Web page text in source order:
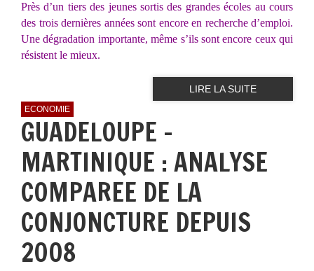
Près d’un tiers des jeunes sortis des grandes écoles au cours
des trois dernières années sont encore en recherche d’emploi.
Une dégradation importante, même s’ils sont encore ceux qui
résistent le mieux.
LIRE LA SUITE
ECONOMIE
GUADELOUPE -
MARTINIQUE : ANALYSE
COMPAREE DE LA
CONJONCTURE DEPUIS
2008